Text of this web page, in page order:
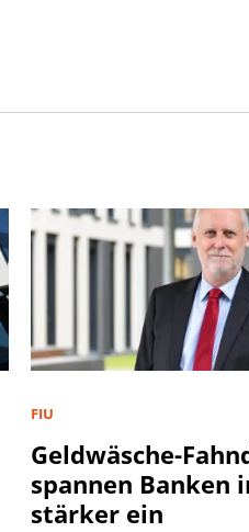
FIU
Geldwäsche-
spannen Banken
stärker ein